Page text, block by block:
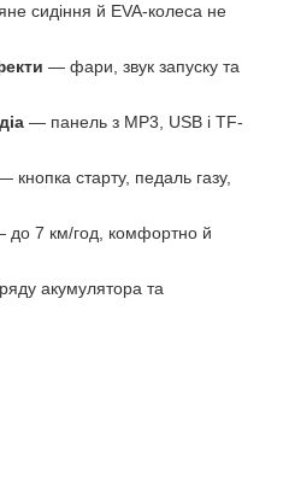
сидіння й EVA-колеса не
— фари, звук запуску та
— панель з MP3, USB і TF-
кнопка старту, педаль газу,
до 7 км/год, комфортно й
акумулятора та